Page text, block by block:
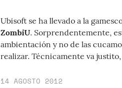
Ubisoft se ha llevado a la
ZombiU. Sorprendentemente,
ambientación y no de las
realizar. Técnicamente va
14 AGOSTO 2012